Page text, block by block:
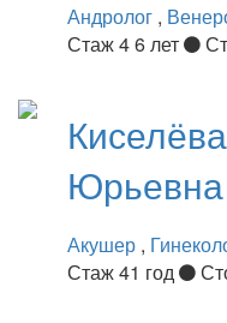
Андролог ,
Стаж 4 6 лет
Киселёва
Юрьевна
Акушер ,
Стаж 41 год